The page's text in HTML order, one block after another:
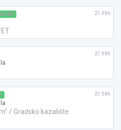
21:00h
21:00h
/ Gradsko kazalište
21:00h